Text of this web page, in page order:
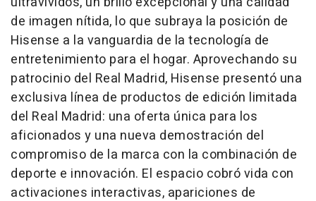
de imagen nítida, lo que subraya la posición de
Hisense a la vanguardia de la tecnología de
entretenimiento para el hogar. Aprovechando su
patrocinio del Real Madrid, Hisense presentó una
exclusiva línea de productos de edición limitada
del Real Madrid: una oferta única para los
aficionados y una nueva demostración del
compromiso de la marca con la combinación de
deporte e innovación. El espacio cobró vida con
activaciones interactivas, apariciones de